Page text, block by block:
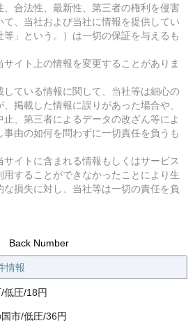
合法性、最新性、第三者の権利を侵害
て、当社および当社に情報を提供してい
等」という。）は一切の保証を与えるも
イト上の情報を変更することがありま
ている情報に関して、当社等は細心の
掲載した情報に誤りがあった場合や、
、第三者によるデータの改ざん等によ
事由の如何を問わずに一切責任を負うも
イトに含まれる情報もしくはサービス
用することができなかったことにより生
な損失に対し、当社等は一切の責任を負
Back Number
情報
低圧/18円
市/低圧/36円